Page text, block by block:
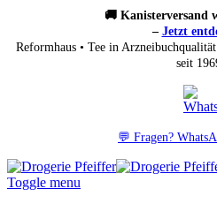
🚚 Kanisterversand
– Jetzt
Reformhaus • Tee in
seit
💬 Fragen?
Toggle menu